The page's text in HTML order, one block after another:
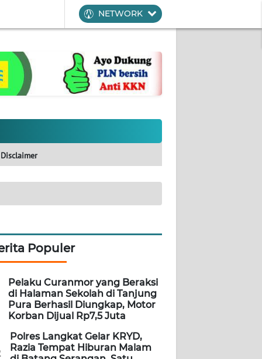
NETWORK
Disclaimer
Populer
Pelaku Curanmor yang Beraksi
di Halaman Sekolah di Tanjung
Pura Berhasil Diungkap, Motor
Korban Dijual Rp7,5 Juta
Polres Langkat Gelar KRYD,
Razia Tempat Hiburan Malam